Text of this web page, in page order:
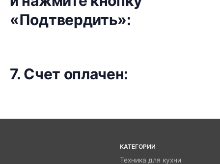
«Подтвердить»:
7. Счет оплачен:
КАТЕГОРИИ
Техника для кухни